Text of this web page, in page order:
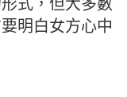
明白女方心中